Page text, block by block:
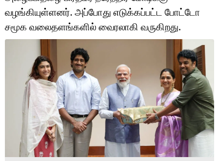
ஆன்மீகம்
ஹெஃல்த்
ஷார்ட் வீடியோஸ்
வலை கதைகள்
போட்டோ கேலரி
வழங்கியுள்ளனர். அப்போது எடுக்கப்பட்ட போட்டோ
சமூக வலைதளங்களில் வைரலாகி வருகிறது.